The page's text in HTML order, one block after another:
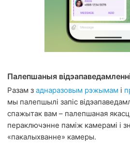
Палепшаныя
Разам з аднаразовым рэжымам і
мы палепшылі запіс
спажытак вам – палепшаная
пераключэнне паміж камерамі і
«пакалыхванне» камеры.